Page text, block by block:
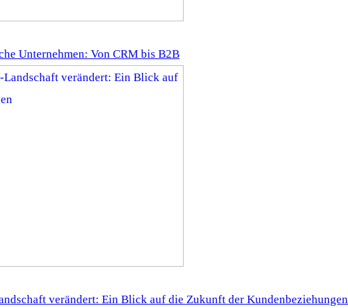
Unternehmen: Von CRM bis B2B
verändert: Ein Blick auf die Zukunft der Kundenbeziehungen